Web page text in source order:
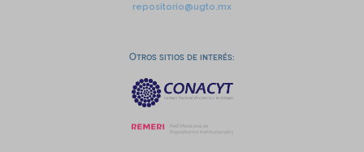
repositorio@ugto.mx
Otros sitios de interés: